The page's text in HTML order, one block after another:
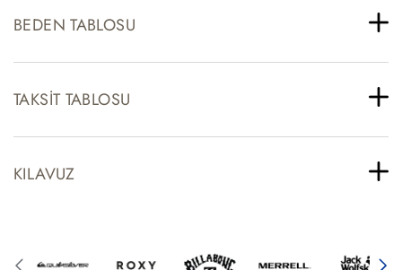
BEDEN TABLOSU
TAKSIT TABLOSU
KILAVUZ